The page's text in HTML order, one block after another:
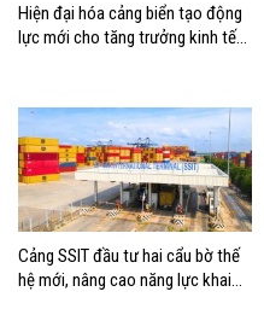
Hiện đại hóa cảng biển tạo động
lực mới cho tăng trưởng kinh tế
Cảng SSIT đầu tư hai cẩu bờ thế
hệ mới, nâng cao năng lực khai